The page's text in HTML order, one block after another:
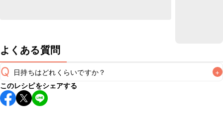
よくある質問
Q 日持ちはどれくらいですか？ +
保存期間は冷蔵で翌日中が目安です。なるべくお早めにお召
し上がりください。
このレシピをシェアする